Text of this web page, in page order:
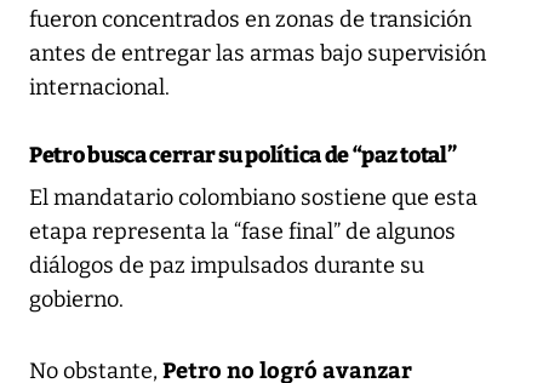
fueron concentrados en zonas de transición
antes de entregar las armas bajo supervisión
internacional.
Petro busca cerrar su política de “paz total”
El mandatario colombiano sostiene que esta
etapa representa la “fase final” de algunos
diálogos de paz impulsados durante su
gobierno.
No obstante, Petro no logró avanzar